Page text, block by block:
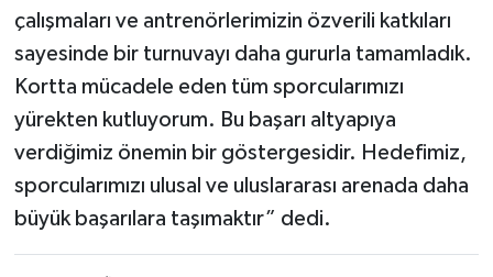
çalışmaları ve antrenörlerimizin özverili katkıları
sayesinde bir turnuvayı daha gururla tamamladık.
Kortta mücadele eden tüm sporcularımızı
yürekten kutluyorum. Bu başarı altyapıya
verdiğimiz önemin bir göstergesidir. Hedefimiz,
sporcularımızı ulusal ve uluslararası arenada daha
büyük başarılara taşımaktır” dedi.